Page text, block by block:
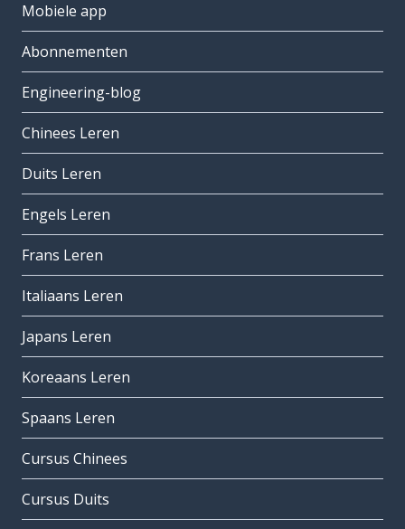
Mobiele app
Abonnementen
Engineering-blog
Chinees Leren
Duits Leren
Engels Leren
Frans Leren
Italiaans Leren
Japans Leren
Koreaans Leren
Spaans Leren
Cursus Chinees
Cursus Duits